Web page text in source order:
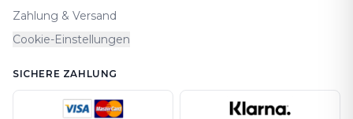
Zahlung & Versand
Cookie-Einstellungen
SICHERE ZAHLUNG